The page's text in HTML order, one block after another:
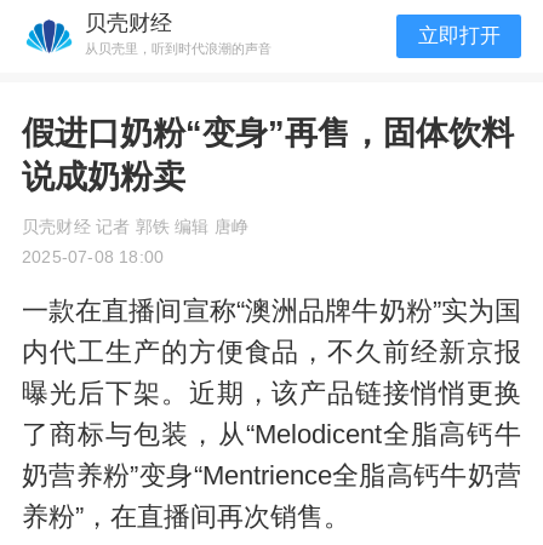
贝壳财经
从贝壳里，听到时代浪潮的声音
立即打开
假进口奶粉“变身”再售，固体饮料
说成奶粉卖
贝壳财经 记者 郭铁 编辑 唐峥
2025-07-08 18:00
一款在直播间宣称“澳洲品牌牛奶粉”实为国
内代工生产的方便食品，不久前经新京报
曝光后下架。近期，该产品链接悄悄更换
了商标与包装，从“Melodicent全脂高钙牛
奶营养粉”变身“Mentrience全脂高钙牛奶营
养粉”，在直播间再次销售。